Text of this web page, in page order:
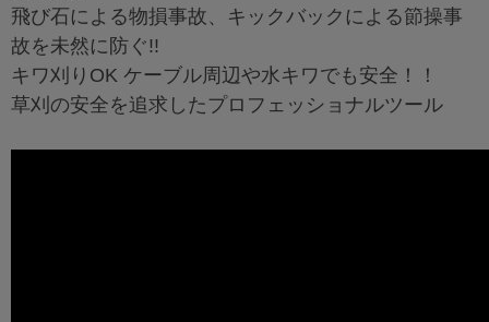
飛び石による物損事故、キックバックによる節操事
故を未然に防ぐ!!
キワ刈りOK ケーブル周辺や水キワでも安全！！
草刈の安全を追求したプロフェッショナルツール